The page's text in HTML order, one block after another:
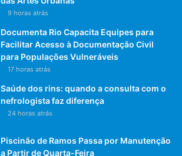
9 horas atrás
Documenta Rio Capacita Equipes para
Facilitar Acesso à Documentação Civil
para Populações Vulneráveis
17 horas atrás
Saúde dos rins: quando a consulta com o
nefrologista faz diferença
24 horas atrás
Piscinão de Ramos Passa por Manutenção
a Partir de Quarta-Feira